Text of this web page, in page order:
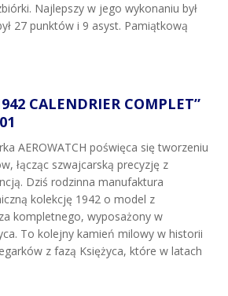
Najlepszy w jego wykonaniu był
27 punktów i 9 asyst. Pamiątkową
CALENDRIER COMPLET”
AEROWATCH poświęca się tworzeniu
łącząc szwajcarską precyzję z
Dziś rodzinna manufaktura
kolekcję 1942 o model z
kompletnego, wyposażony w
To kolejny kamień milowy w historii
z fazą Księżyca, które w latach